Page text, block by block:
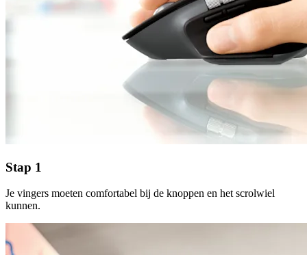
Stap 1
Je vingers moeten comfortabel bij de knoppen en het scrolwiel
kunnen.